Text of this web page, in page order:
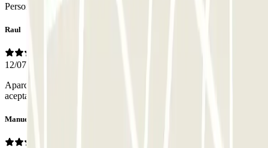
Personal
Raul
12/07/2026
Aparcamiento bajo el Movistar Arena, con plazas de tamaño
aceptable y bastante limpio
Manuel